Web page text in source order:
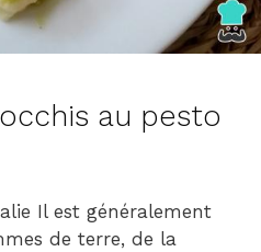
au pesto
Il est généralement
de terre, de la